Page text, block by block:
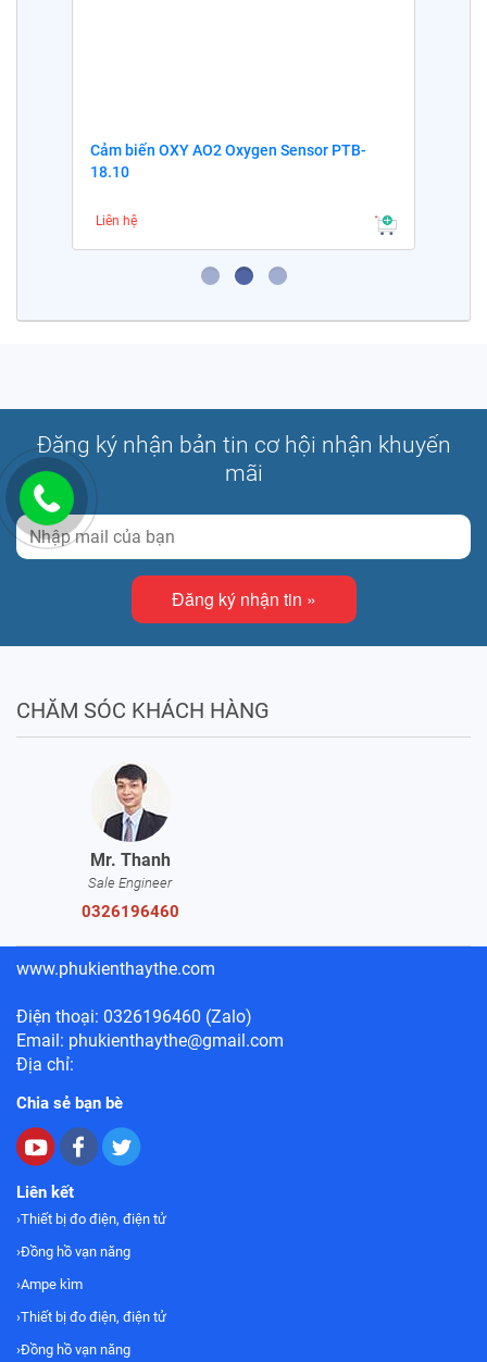
Cảm biến OXY AO2 Oxygen Sensor PTB-
18.10
Liên hệ
Đăng ký nhận bản tin cơ hội nhận khuyến
mãi
Đăng ký nhận tin »
CHĂM SÓC KHÁCH HÀNG
Mr. Thanh
Sale Engineer
0326196460
www.phukienthaythe.com
Điện thoại: 0326196460 (Zalo)
Email: phukienthaythe@gmail.com
Địa chỉ:
Chia sẻ bạn bè
Liên kết
Thiết bị đo điện, điện tử
Đồng hồ vạn năng
Ampe kìm
Thiết bị đo điện, điện tử
Đồng hồ vạn năng